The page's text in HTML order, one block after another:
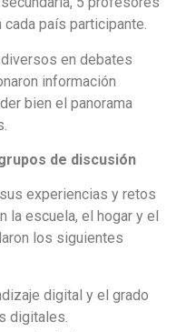
país participante.
en debates
información
bien el panorama
de discusión
experiencias y retos
la escuela, el hogar y el
los siguientes
digital y el grado
digitales.